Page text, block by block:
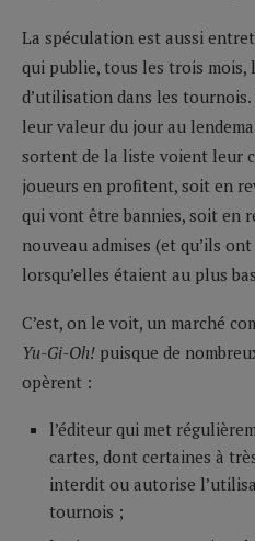
La spéculation est aussi
qui publie, tous les trois mois,
d’utilisation dans les
leur valeur du jour au
sortent de la liste voient leur
joueurs en profitent, soit en
qui vont être bannies, soit en
nouveau admises (et qu’ils
lorsqu’elles étaient au plus
C’est, on le voit, un marché
Yu-Gi-Oh! puisque de
opèrent :
l’éditeur qui met
cartes, dont certaines à
interdit ou autorise
tournois ;